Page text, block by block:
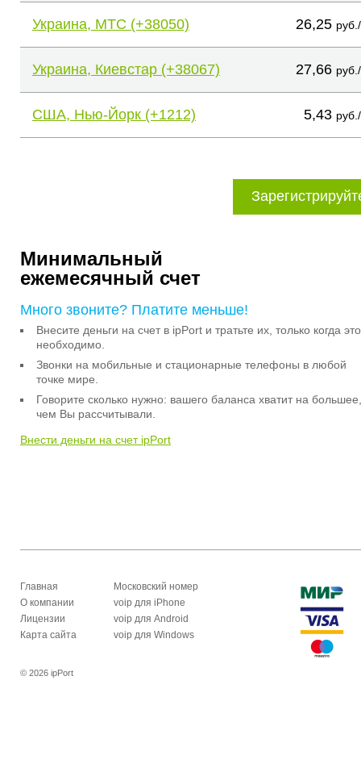
Украина, МТС (+38050) 26,25
Украина, Киевстар (+38067) 27,66
США, Нью-Йорк (+1212) 5,43
Минимальный
ежемесячный счет
Много звоните? Платите меньше!
Внесите деньги на счет в ipPort и тратьте их, только когда это
необходимо.
Звонки на мобильные и стационарные телефоны в любой
точке мире.
Говорите сколько нужно: вашего баланса хватит на большее,
чем Вы рассчитывали.
Внести деньги на счет ipPort
Главная
О компании
Лицензии
Карта сайта
Московский номер
voip для iPhone
voip для Android
voip для Windows
© 2026 ipPort